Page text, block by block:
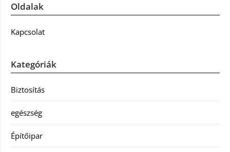
Oldalak
Kapcsolat
Kategóriák
Biztosítás
egészség
Építőipar